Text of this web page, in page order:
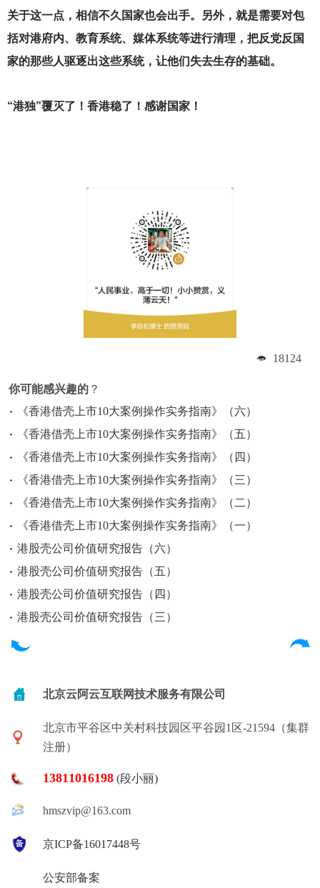
关于这一点，相信不久国家也会出手。另外，就是需要对包
括对港府内、教育系统、媒体系统等进行清理，把反党反国
家的那些人驱逐出这些系统，让他们失去生存的基础。
“港独”覆灭了！香港稳了！感谢国家！
18124
你可能感兴趣的 ？
《香港借壳上市10大案例操作实务指南》（六）
《香港借壳上市10大案例操作实务指南》（五）
《香港借壳上市10大案例操作实务指南》（四）
《香港借壳上市10大案例操作实务指南》（三）
《香港借壳上市10大案例操作实务指南》（二）
《香港借壳上市10大案例操作实务指南》（一）
港股壳公司价值研究报告（六）
港股壳公司价值研究报告（五）
港股壳公司价值研究报告（四）
港股壳公司价值研究报告（三）
北京云阿云互联网技术服务有限公司
北京市平谷区中关村科技园区平谷园1区-21594（集群
注册）
13811016198 (段小丽)
hmszvip@163.com
京ICP备16017448号
公安部备案